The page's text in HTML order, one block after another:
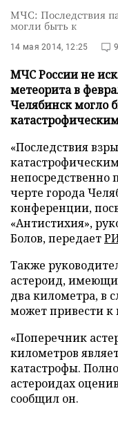
МЧС: Последствия
могли быть к
14 мая 2014, 12:25 9
МЧС России не
метеорита в
Челябинск могло
«Последствия
непосредственно
черте города
конференции,
«Антистихия»,
Болов, передает
Также
астероид,
два километра, в
может привести к
«Поперечник
километров
катастрофы.
астероидах
сообщил он.